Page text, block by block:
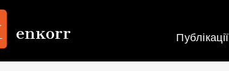
Публікації